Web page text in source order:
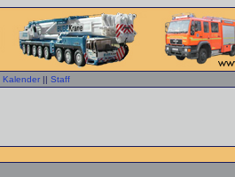
Kalender || Staff